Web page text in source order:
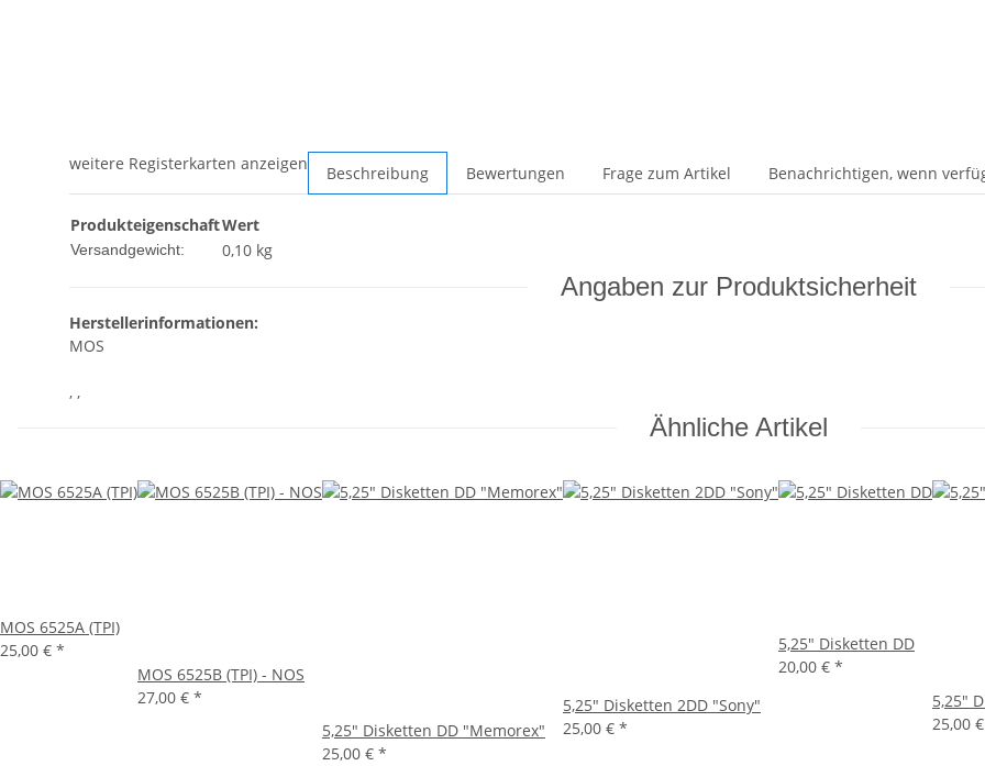
weitere Registerkarten anzeigen Beschreibung Bewertungen Frage zum Artikel Benachrichtigen, wenn
ProdukteigenschaftWert
Versandgewicht: 0,10 kg
Angaben zur Produktsicherheit
Herstellerinformationen:
MOS
, ,
Ähnliche Artikel
MOS 6525A (TPI)
25,00 € *
MOS 6525B (TPI) - NOS
27,00 € *
5,25" Disketten DD "Memorex"
25,00 € *
5,25" Disketten 2DD "Sony"
25,00 € *
5,25" Disketten DD
20,00 € *
5,25"
25,00